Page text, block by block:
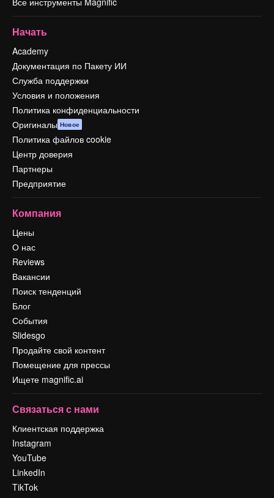
Начать
Academy
Документация по Пакету ИИ
Служба поддержки
Условия и положения
Политика конфиденциальности
Оригиналы Новое
Политика файлов cookie
Центр доверия
Партнеры
Предприятие
Компания
Цены
О нас
Reviews
Вакансии
Поиск тенденций
Блог
События
Slidesgo
Продайте свой контент
Помещение для прессы
Ищете magnific.ai
Связаться с нами
Клиентская поддержка
Instagram
YouTube
LinkedIn
TikTok